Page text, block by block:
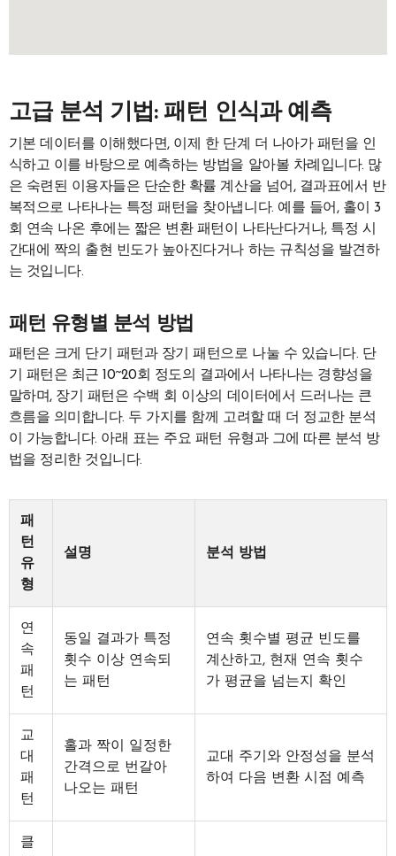
고급 분석 기법: 패턴 인식과 예측
기본 데이터를 이해했다면, 이제 한 단계 더 나아가 패턴을 인
식하고 이를 바탕으로 예측하는 방법을 알아볼 차례입니다. 많
은 숙련된 이용자들은 단순한 확률 계산을 넘어, 결과표에서 반
복적으로 나타나는 특정 패턴을 찾아냅니다. 예를 들어, 홀이 3
회 연속 나온 후에는 짧은 변환 패턴이 나타난다거나, 특정 시
간대에 짝의 출현 빈도가 높아진다거나 하는 규칙성을 발견하
는 것입니다.
패턴 유형별 분석 방법
패턴은 크게 단기 패턴과 장기 패턴으로 나눌 수 있습니다. 단
기 패턴은 최근 10~20회 정도의 결과에서 나타나는 경향성을
말하며, 장기 패턴은 수백 회 이상의 데이터에서 드러나는 큰
흐름을 의미합니다. 두 가지를 함께 고려할 때 더 정교한 분석
이 가능합니다. 아래 표는 주요 패턴 유형과 그에 따른 분석 방
법을 정리한 것입니다.
패
턴
유
형
설명 분석 방법
연
속
패
턴
동일 결과가 특정
횟수 이상 연속되
는 패턴
연속 횟수별 평균 빈도를
계산하고, 현재 연속 횟수
가 평균을 넘는지 확인
교
대
패
턴
홀과 짝이 일정한
간격으로 번갈아
나오는 패턴
교대 주기와 안정성을 분석
하여 다음 변환 시점 예측
클